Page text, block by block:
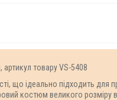
товару VS-5408
що ідеально підходить для
костюм великого